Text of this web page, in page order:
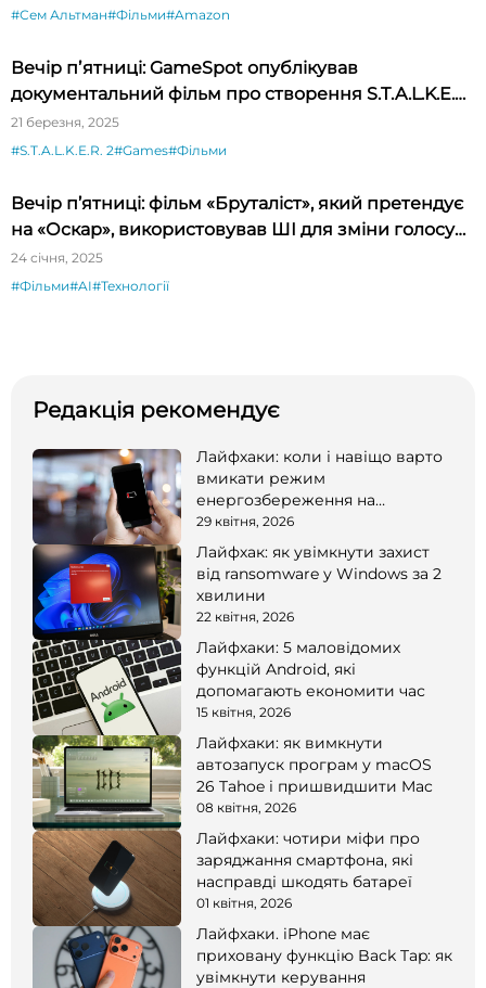
#Сем Альтман#Фільми#Amazon
Вечір пʼятниці: GameSpot опублікував
документальний фільм про створення S.T.A.L.K.E.R.
2: Heart of Chornobyl
21 березня, 2025
#S.T.A.L.K.E.R. 2#Games#Фільми
Вечір п’ятниці: фільм «Бруталіст», який претендує
на «Оскар», використовував ШІ для зміни голосу
актора
24 січня, 2025
#Фільми#AI#Технології
Редакція рекомендує
Лайфхаки: коли і навіщо варто
вмикати режим
енергозбереження на
смартфоні
29 квітня, 2026
Лайфхак: як увімкнути захист
від ransomware у Windows за 2
хвилини
22 квітня, 2026
Лайфхаки: 5 маловідомих
функцій Android, які
допомагають економити час
15 квітня, 2026
Лайфхаки: як вимкнути
автозапуск програм у macOS
26 Tahoe і пришвидшити Mac
08 квітня, 2026
Лайфхаки: чотири міфи про
заряджання смартфона, які
насправді шкодять батареї
01 квітня, 2026
Лайфхаки. iPhone має
приховану функцію Back Tap: як
увімкнути керування